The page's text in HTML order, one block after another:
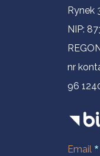
Rynek
NIP:
nr
96
Email